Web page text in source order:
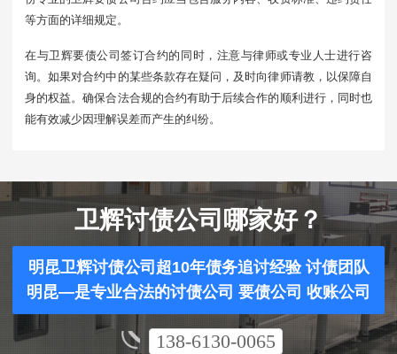
等方面的详细规定。
在与卫辉要债公司签订合约的同时，注意与律师或专业人士进行咨
询。如果对合约中的某些条款存在疑问，及时向律师请教，以保障自
身的权益。确保合法合规的合约有助于后续合作的顺利进行，同时也
能有效减少因理解误差而产生的纠纷。
卫辉讨债公司哪家好？
明昆卫辉讨债公司超10年债务追讨经验 讨债团队
明昆—是专业合法的讨债公司 要债公司 收账公司
138-6130-0065